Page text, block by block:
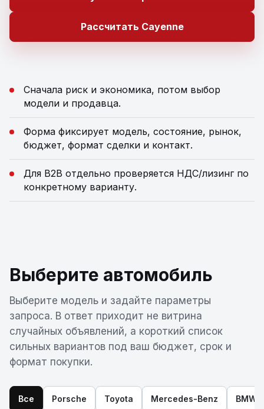
Рассчитать Cayenne
Сначала риск и экономика, потом выбор
модели и продавца.
Форма фиксирует модель, состояние, рынок,
бюджет, формат сделки и контакт.
Для B2B отдельно проверяется НДС/лизинг по
конкретному варианту.
Выберите автомобиль
Выберите модель и задайте параметры
запроса. В ответ приходит не витрина
случайных объявлений, а короткий список
сильных вариантов под ваш бюджет, срок и
формат покупки.
Все Porsche Toyota Mercedes-Benz BMW